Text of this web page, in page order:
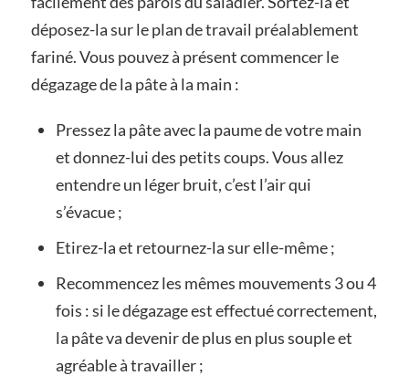
déposez-la sur le plan de travail préalablement
fariné. Vous pouvez à présent commencer le
dégazage de la pâte à la main :
Pressez la pâte avec la paume de votre main
et donnez-lui des petits coups. Vous allez
entendre un léger bruit, c’est l’air qui
s’évacue ;
Etirez-la et retournez-la sur elle-même ;
Recommencez les mêmes mouvements 3 ou 4
fois : si le dégazage est effectué correctement,
la pâte va devenir de plus en plus souple et
agréable à travailler ;